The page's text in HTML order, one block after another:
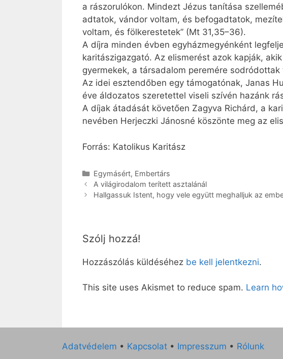
a rászorulókon. Mindezt Jézus tanítása
adtatok, vándor voltam, és befogadtatok,
voltam, és fölkerestetek” (Mt 31,35–36).
A díjra minden évben egyházmegyénként
karitászigazgató. Az elismerést azok kapják,
gyermekek, a társadalom peremére
Az idei esztendőben egy támogatónak, Janas
éve áldozatos szeretettel viseli szívén hazánk
A díjak átadását követően Zagyva Richárd, a
nevében Herjeczki Jánosné köszönte meg az
Forrás: Katolikus Karitász
Kategória
Egymásért, Embertárs
A világirodalom terített asztalánál
Hallgassuk Istent, hogy vele együtt meghalljuk az
Szólj hozzá!
Hozzászólás küldéséhez be kell jelentkezni.
This site uses Akismet to reduce spam. Learn
Adatvédelem • Kapcsolat • Impresszum • Rólunk